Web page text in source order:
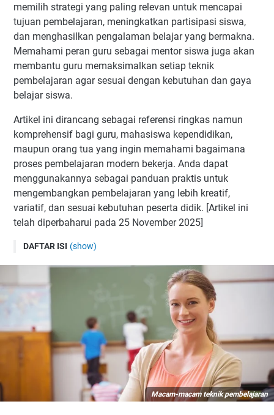
memilih strategi yang paling relevan untuk mencapai
tujuan pembelajaran, meningkatkan partisipasi siswa,
dan menghasilkan pengalaman belajar yang bermakna.
Memahami peran guru sebagai mentor siswa juga akan
membantu guru memaksimalkan setiap teknik
pembelajaran agar sesuai dengan kebutuhan dan gaya
belajar siswa.
Artikel ini dirancang sebagai referensi ringkas namun
komprehensif bagi guru, mahasiswa kependidikan,
maupun orang tua yang ingin memahami bagaimana
proses pembelajaran modern bekerja. Anda dapat
menggunakannya sebagai panduan praktis untuk
mengembangkan pembelajaran yang lebih kreatif,
variatif, dan sesuai kebutuhan peserta didik. [Artikel ini
telah diperbaharui pada 25 November 2025]
DAFTAR ISI (show)
Pentingnya Memahami Fungsi dan Karakter dari Sebuah
Setiap Teknik Pembelajaran Memiliki Kelebihan dan
Membuat Pembelajaran Lebih Bermakna
Ceramah: Teknik Pembelajaran yang Efektif untuk
Menyampaikan Materi
Pengertian Ceramah
Tujuan dan Manfaat
Macam-macam teknik pembelajaran